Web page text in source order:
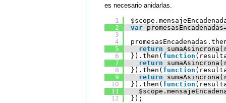
es necesario anidarlas.
1
2
3
4
5
6
7
8
9
10
11
12
var
return
}).then( function
return
}).then( function
return
}).then( function
});